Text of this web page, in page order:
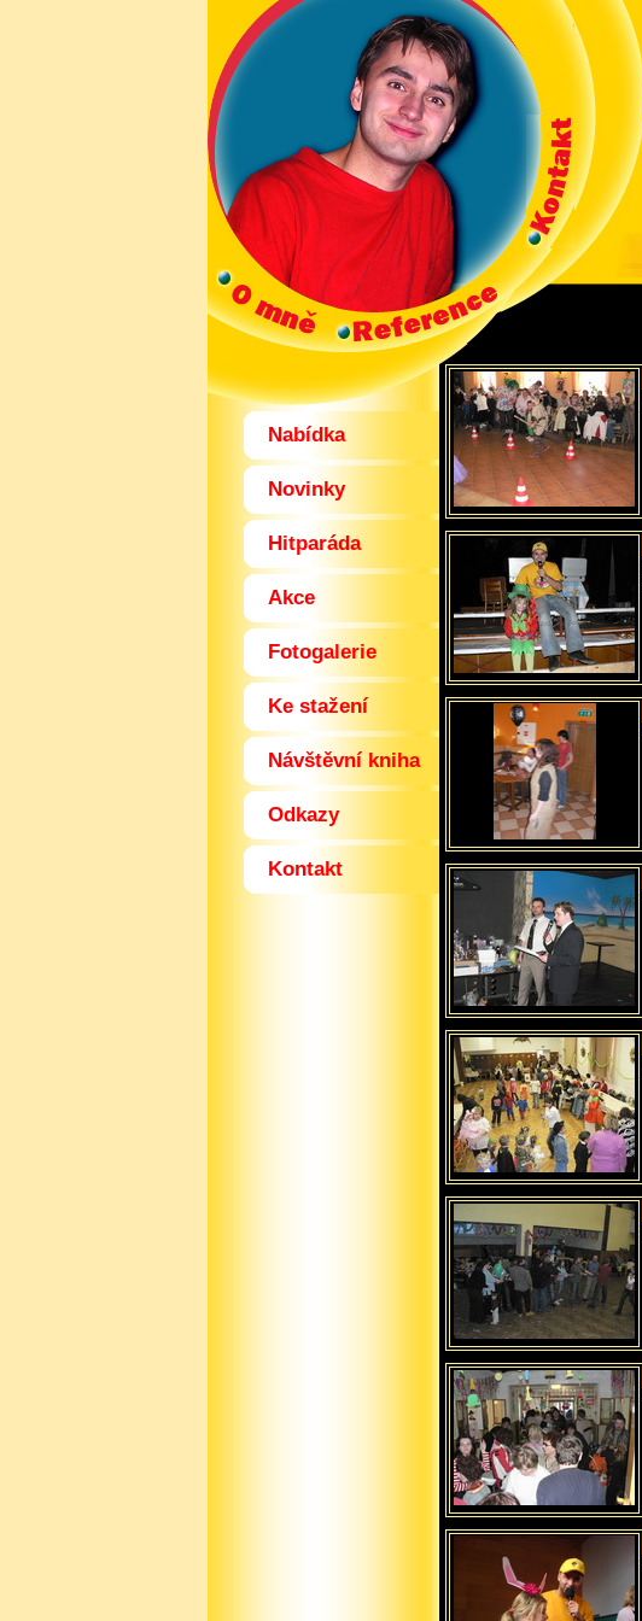
Nabídka
Novinky
Hitparáda
Akce
Fotogalerie
Ke stažení
Návštěvní kniha
Odkazy
Kontakt